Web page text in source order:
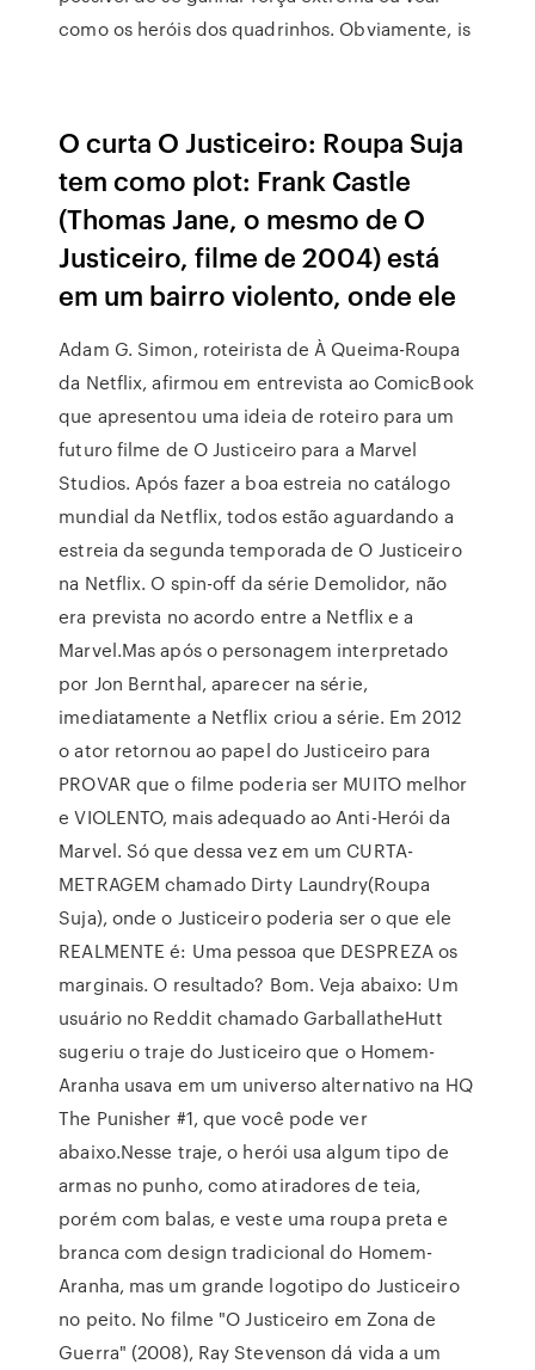
como os heróis dos quadrinhos. Obviamente, is
O curta O Justiceiro: Roupa Suja
tem como plot: Frank Castle
(Thomas Jane, o mesmo de O
Justiceiro, filme de 2004) está
em um bairro violento, onde ele
Adam G. Simon, roteirista de À Queima-Roupa
da Netflix, afirmou em entrevista ao ComicBook
que apresentou uma ideia de roteiro para um
futuro filme de O Justiceiro para a Marvel
Studios. Após fazer a boa estreia no catálogo
mundial da Netflix, todos estão aguardando a
estreia da segunda temporada de O Justiceiro
na Netflix. O spin-off da série Demolidor, não
era prevista no acordo entre a Netflix e a
Marvel.Mas após o personagem interpretado
por Jon Bernthal, aparecer na série,
imediatamente a Netflix criou a série. Em 2012
o ator retornou ao papel do Justiceiro para
PROVAR que o filme poderia ser MUITO melhor
e VIOLENTO, mais adequado ao Anti-Herói da
Marvel. Só que dessa vez em um CURTA-
METRAGEM chamado Dirty Laundry(Roupa
Suja), onde o Justiceiro poderia ser o que ele
REALMENTE é: Uma pessoa que DESPREZA os
marginais. O resultado? Bom. Veja abaixo: Um
usuário no Reddit chamado GarballatheHutt
sugeriu o traje do Justiceiro que o Homem-
Aranha usava em um universo alternativo na HQ
The Punisher #1, que você pode ver
abaixo.Nesse traje, o herói usa algum tipo de
armas no punho, como atiradores de teia,
porém com balas, e veste uma roupa preta e
branca com design tradicional do Homem-
Aranha, mas um grande logotipo do Justiceiro
no peito. No filme "O Justiceiro em Zona de
Guerra" (2008), Ray Stevenson dá vida a um